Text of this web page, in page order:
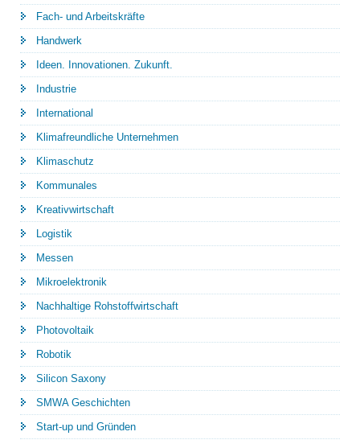
Fach- und Arbeitskräfte
Handwerk
Ideen. Innovationen. Zukunft.
Industrie
International
Klimafreundliche Unternehmen
Klimaschutz
Kommunales
Kreativwirtschaft
Logistik
Messen
Mikroelektronik
Nachhaltige Rohstoffwirtschaft
Photovoltaik
Robotik
Silicon Saxony
SMWA Geschichten
Start-up und Gründen